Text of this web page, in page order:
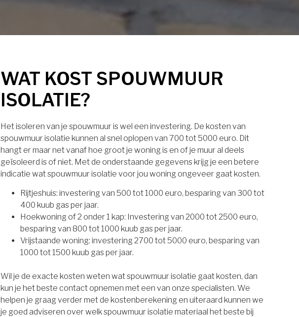
WAT KOST SPOUWMUUR
ISOLATIE?
Het isoleren van je spouwmuur is wel een investering. De kosten van
spouwmuur isolatie kunnen al snel oplopen van 700 tot 5000 euro. Dit
hangt er maar net vanaf hoe groot je woning is en of je muur al deels
geïsoleerd is of niet. Met de onderstaande gegevens krijg je een betere
indicatie wat spouwmuur isolatie voor jou woning ongeveer gaat kosten.
Rijtjeshuis: investering van 500 tot 1000 euro, besparing van 300 tot
400 kuub gas per jaar.
Hoekwoning of 2 onder 1 kap: Investering van 2000 tot 2500 euro,
besparing van 800 tot 1000 kuub gas per jaar.
Vrijstaande woning: investering 2700 tot 5000 euro, besparing van
1000 tot 1500 kuub gas per jaar.
Wil je de exacte kosten weten wat spouwmuur isolatie gaat kosten, dan
kun je het beste contact opnemen met een van onze specialisten. We
helpen je graag verder met de kostenberekening en uiteraard kunnen we
je goed adviseren over welk spouwmuur isolatie materiaal het beste bij